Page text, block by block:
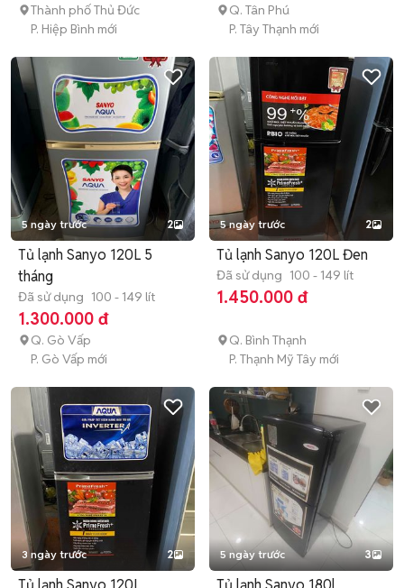
Thành phố Thủ Đức
P. Hiệp Bình mới
Q. Tân Phú
P. Tây Thạnh mới
5 ngày trước 2
Tủ lạnh Sanyo 120L 5
tháng
Đã sử dụng 100 - 149 lít
1.300.000 đ
Q. Gò Vấp
P. Gò Vấp mới
5 ngày trước 2
Tủ lạnh Sanyo 120L Đen
Đã sử dụng 100 - 149 lít
1.450.000 đ
Q. Bình Thạnh
P. Thạnh Mỹ Tây mới
3 ngày trước 2 5 ngày trước 3